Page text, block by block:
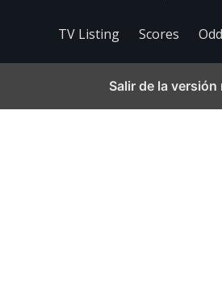
TV Listing Scores
Salir de la versión